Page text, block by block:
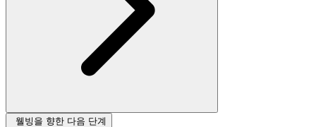
웰빙을 향한 다음 단계